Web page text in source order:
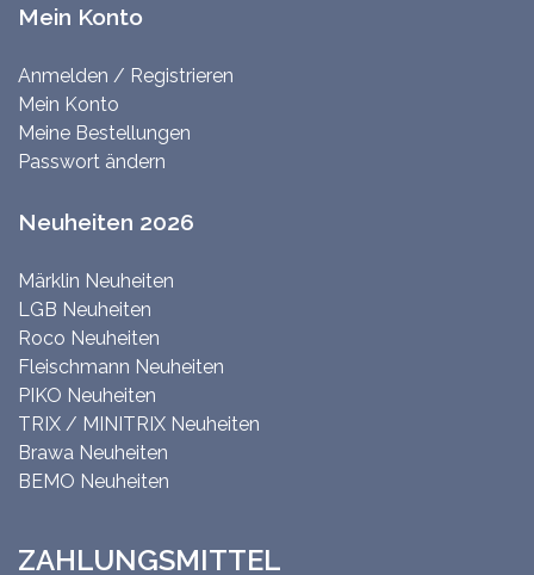
Mein Konto
Anmelden / Registrieren
Mein Konto
Meine Bestellungen
Passwort ändern
Neuheiten 2026
Märklin Neuheiten
LGB Neuheiten
Roco Neuheiten
Fleischmann Neuheiten
PIKO Neuheiten
TRIX / MINITRIX Neuheiten
Brawa Neuheiten
BEMO Neuheiten
ZAHLUNGSMITTEL